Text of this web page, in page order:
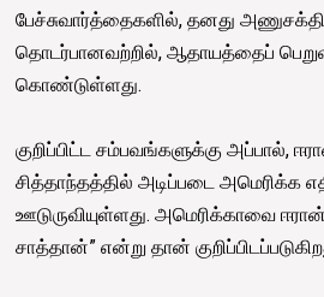
பேச்சுவார்த்தைகளில், தனது
தொடர்பானவற்றில், ஆதாயத்தைப்
கொண்டுள்ளது.
குறிப்பிட்ட சம்பவங்களுக்கு அப்பால்,
சித்தாந்தத்தில் அடிப்படை அமெரிக்க
ஊடுருவியுள்ளது. அமெரிக்காவை ஈரான்
சாத்தான்” என்று தான்